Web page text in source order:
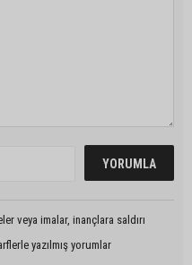
veya imalar, inançlara saldırı
yazılmış yorumlar